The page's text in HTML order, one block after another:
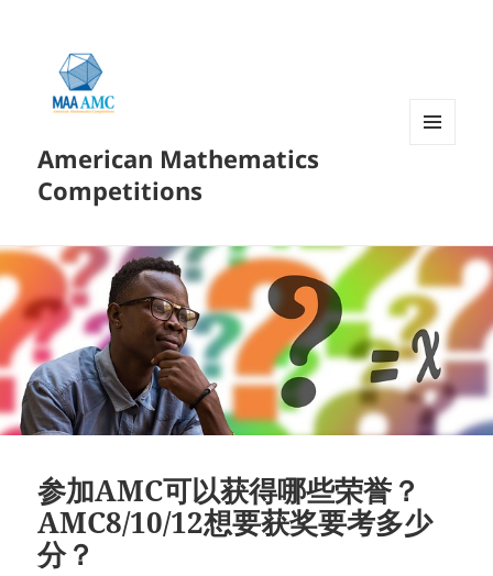
American Mathematics
Competitions
参加AMC可以获得哪些荣誉？
AMC8/10/12想要获奖要考多少
分？